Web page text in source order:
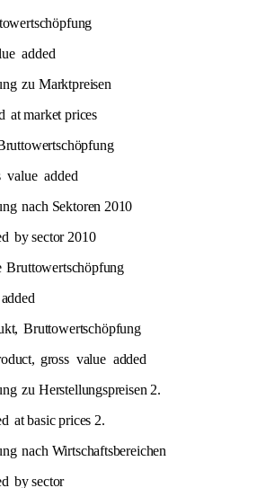
added
zu Marktpreisen
at market prices
value added
nach Sektoren 2010
by sector 2010
Bruttowertschöpfung
added
Bruttowertschöpfung
gross value added
zu Herstellungspreisen 2.
at basic prices 2.
nach Wirtschaftsbereichen
by sector